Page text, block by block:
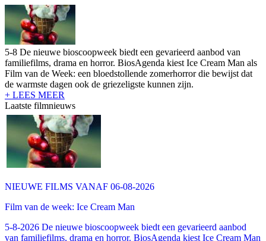
5-8 De nieuwe bioscoopweek biedt een gevarieerd aanbod van
familiefilms, drama en horror. BiosAgenda kiest Ice Cream Man als
Film van de Week: een bloedstollende zomerhorror die bewijst dat
de warmste dagen ook de griezeligste kunnen zijn.
+ LEES MEER
Laatste filmnieuws
NIEUWE FILMS VANAF 06-08-2026
Film van de week: Ice Cream Man
5-8-2026 De nieuwe bioscoopweek biedt een gevarieerd aanbod
van familiefilms, drama en horror. BiosAgenda kiest Ice Cream Man